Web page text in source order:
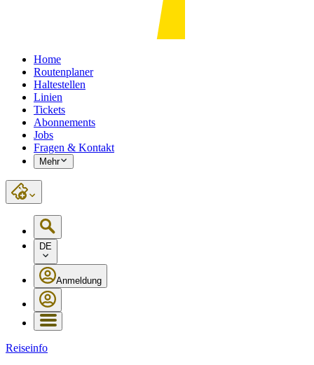
Home
Routenplaner
Haltestellen
Linien
Tickets
Abonnements
Jobs
Fragen & Kontakt
Mehr
DE
Anmeldung
Reiseinfo